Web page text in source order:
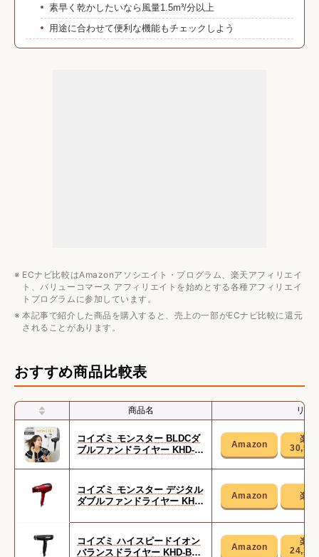
素早く乾かしたいなら風量1.5m³/分以上
用途に合わせて便利な機能もチェックしよう
コイズミのドライヤーの値段相場
ECナビ比較はAmazonアソシエイト・プログラム、楽天アフィリエイ
ト、バリューコマース アフィリエイトを始めとする各種アフィリエイ
トプログラムに参加しています。
本記事で紹介した商品を購入すると、売上の一部がECナビ比較に還元
されることがあります。
おすすめ商品比較表
商品名 リン
コイズミ モンスター BLDCダ
ブルファンドライヤー KHD-W
コイズミ モンスター デジタル
ダブルファンドライヤー KHD-
コイズミ ハイスピードイオン
バランスドライヤー KHD-B50